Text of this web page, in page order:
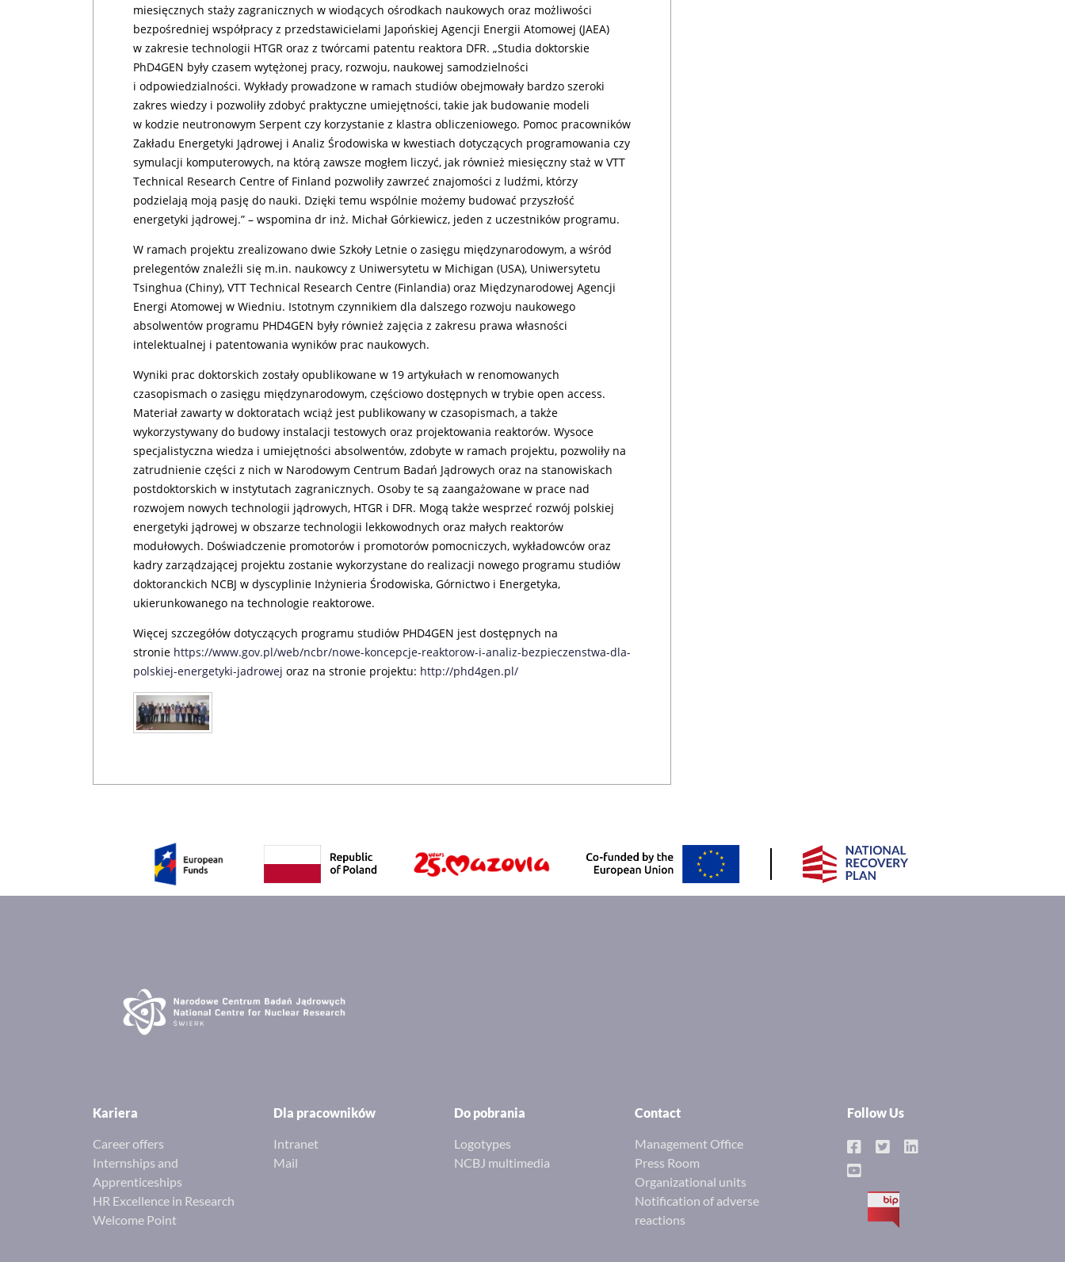
miesięcznych staży zagranicznych w wiodących ośrodkach naukowych oraz możliwości
bezpośredniej współpracy z przedstawicielami Japońskiej Agencji Energii Atomowej (JAEA)
w zakresie technologii HTGR oraz z twórcami patentu reaktora DFR. „Studia doktorskie
PhD4GEN były czasem wytężonej pracy, rozwoju, naukowej samodzielności
i odpowiedzialności. Wykłady prowadzone w ramach studiów obejmowały bardzo szeroki
zakres wiedzy i pozwoliły zdobyć praktyczne umiejętności, takie jak budowanie modeli
w kodzie neutronowym Serpent czy korzystanie z klastra obliczeniowego. Pomoc pracowników
Zakładu Energetyki Jądrowej i Analiz Środowiska w kwestiach dotyczących programowania czy
symulacji komputerowych, na którą zawsze mogłem liczyć, jak również miesięczny staż w VTT
Technical Research Centre of Finland pozwoliły zawrzeć znajomości z ludźmi, którzy
podzielają moją pasję do nauki. Dzięki temu wspólnie możemy budować przyszłość
energetyki jądrowej.” – wspomina dr inż. Michał Górkiewicz, jeden z uczestników programu.
W ramach projektu zrealizowano dwie Szkoły Letnie o zasięgu międzynarodowym, a wśród
prelegentów znaleźli się m.in. naukowcy z Uniwersytetu w Michigan (USA), Uniwersytetu
Tsinghua (Chiny), VTT Technical Research Centre (Finlandia) oraz Międzynarodowej Agencji
Energi Atomowej w Wiedniu. Istotnym czynnikiem dla dalszego rozwoju naukowego
absolwentów programu PHD4GEN były również zajęcia z zakresu prawa własności
intelektualnej i patentowania wyników prac naukowych.
Wyniki prac doktorskich zostały opublikowane w 19 artykułach w renomowanych
czasopismach o zasięgu międzynarodowym, częściowo dostępnych w trybie open access.
Materiał zawarty w doktoratach wciąż jest publikowany w czasopismach, a także
wykorzystywany do budowy instalacji testowych oraz projektowania reaktorów. Wysoce
specjalistyczna wiedza i umiejętności absolwentów, zdobyte w ramach projektu, pozwoliły na
zatrudnienie części z nich w Narodowym Centrum Badań Jądrowych oraz na stanowiskach
postdoktorskich w instytutach zagranicznych. Osoby te są zaangażowane w prace nad
rozwojem nowych technologii jądrowych, HTGR i DFR. Mogą także wesprzeć rozwój polskiej
energetyki jądrowej w obszarze technologii lekkowodnych oraz małych reaktorów
modułowych. Doświadczenie promotorów i promotorów pomocniczych, wykładowców oraz
kadry zarządzającej projektu zostanie wykorzystane do realizacji nowego programu studiów
doktoranckich NCBJ w dyscyplinie Inżynieria Środowiska, Górnictwo i Energetyka,
ukierunkowanego na technologie reaktorowe.
Więcej szczegółów dotyczących programu studiów PHD4GEN jest dostępnych na
stronie https://www.gov.pl/web/ncbr/nowe-koncepcje-reaktorow-i-analiz-bezpieczenstwa-dla-
polskiej-energetyki-jadrowej oraz na stronie projektu: http://phd4gen.pl/
Kariera
Career offers
Internships and
Apprenticeships
HR Excellence in Research
Welcome Point
Dla pracowników
Intranet
Mail
Do pobrania
Logotypes
NCBJ multimedia
Contact
Management Office
Press Room
Organizational units
Notification of adverse
reactions
Follow Us
BIP